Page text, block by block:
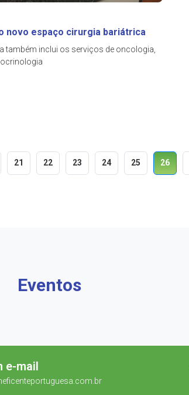
novo espaço cirurgia bariátrica
também inclui os serviços de oncologia,
21 22 23 24 25 26
Eventos
e-mail